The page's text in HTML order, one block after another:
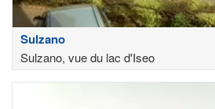
Sulzano
Sulzano, vue du lac d'Iseo